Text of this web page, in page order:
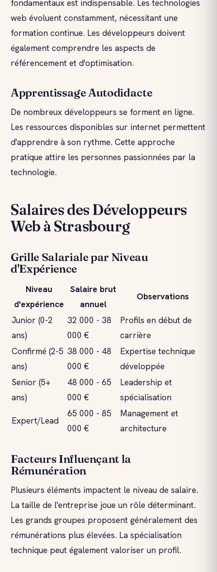
fondamentaux est indispensable. Les technologies
web évoluent constamment, nécessitant une
formation continue. Les développeurs doivent
également comprendre les aspects de
référencement et d'optimisation.
Apprentissage Autodidacte
De nombreux développeurs se forment en ligne.
Les ressources disponibles sur internet permettent
d'apprendre à son rythme. Cette approche
pratique attire les personnes passionnées par la
technologie.
Salaires des Développeurs
Web à Strasbourg
Grille Salariale par Niveau
d'Expérience
Niveau
d'expérience
Salaire brut
annuel
Observations
Junior (0-2
ans)
32 000 - 38
000 €
Profils en début de
carrière
Confirmé (2-5
ans)
38 000 - 48
000 €
Expertise technique
développée
Senior (5+
ans)
48 000 - 65
000 €
Leadership et
spécialisation
Expert/Lead
65 000 - 85
000 €
Management et
architecture
Facteurs Influençant la
Rémunération
Plusieurs éléments impactent le niveau de salaire.
La taille de l'entreprise joue un rôle déterminant.
Les grands groupes proposent généralement des
rémunérations plus élevées. La spécialisation
technique peut également valoriser un profil.